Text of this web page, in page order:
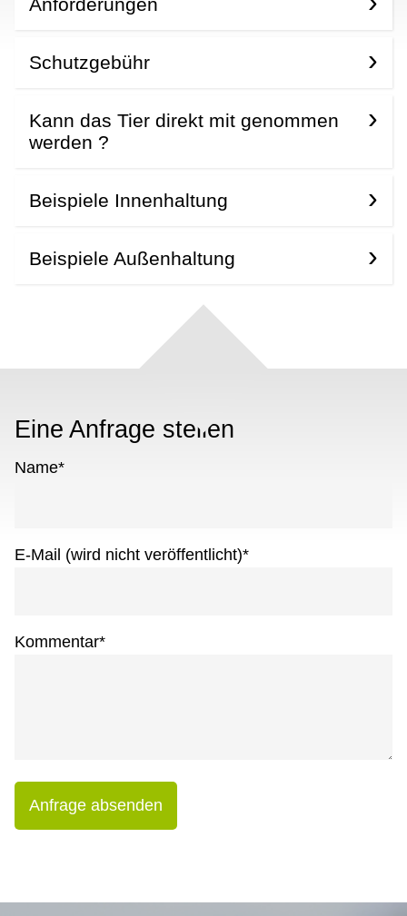
Anforderungen
Schutzgebühr
Kann das Tier direkt mit genommen
werden ?
Beispiele Innenhaltung
Beispiele Außenhaltung
Eine Anfrage stellen
Name*
E-Mail (wird nicht veröffentlicht)*
Kommentar*
Anfrage absenden